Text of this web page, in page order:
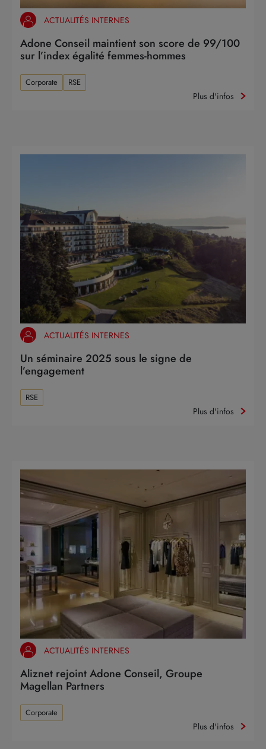
ACTUALITÉS INTERNES
Adone Conseil maintient son score de 99/100
sur l’index égalité femmes-hommes
Corporate RSE
Plus d'infos
ACTUALITÉS INTERNES
Un séminaire 2025 sous le signe de
l’engagement
RSE
Plus d'infos
ACTUALITÉS INTERNES
Aliznet rejoint Adone Conseil, Groupe
Magellan Partners
Corporate
Plus d'infos